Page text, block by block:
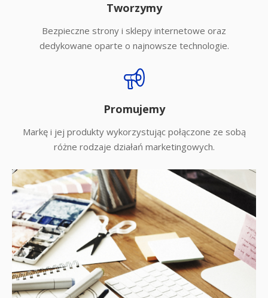
Tworzymy
Bezpieczne strony i sklepy internetowe oraz
dedykowane oparte o najnowsze technologie.
Promujemy
Markę i jej produkty wykorzystując połączone ze sobą
różne rodzaje działań marketingowych.